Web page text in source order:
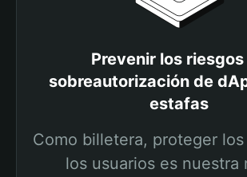
Prevenir los
sobreautorización de
estafas
Como billetera, proteger
los usuarios es nuestra